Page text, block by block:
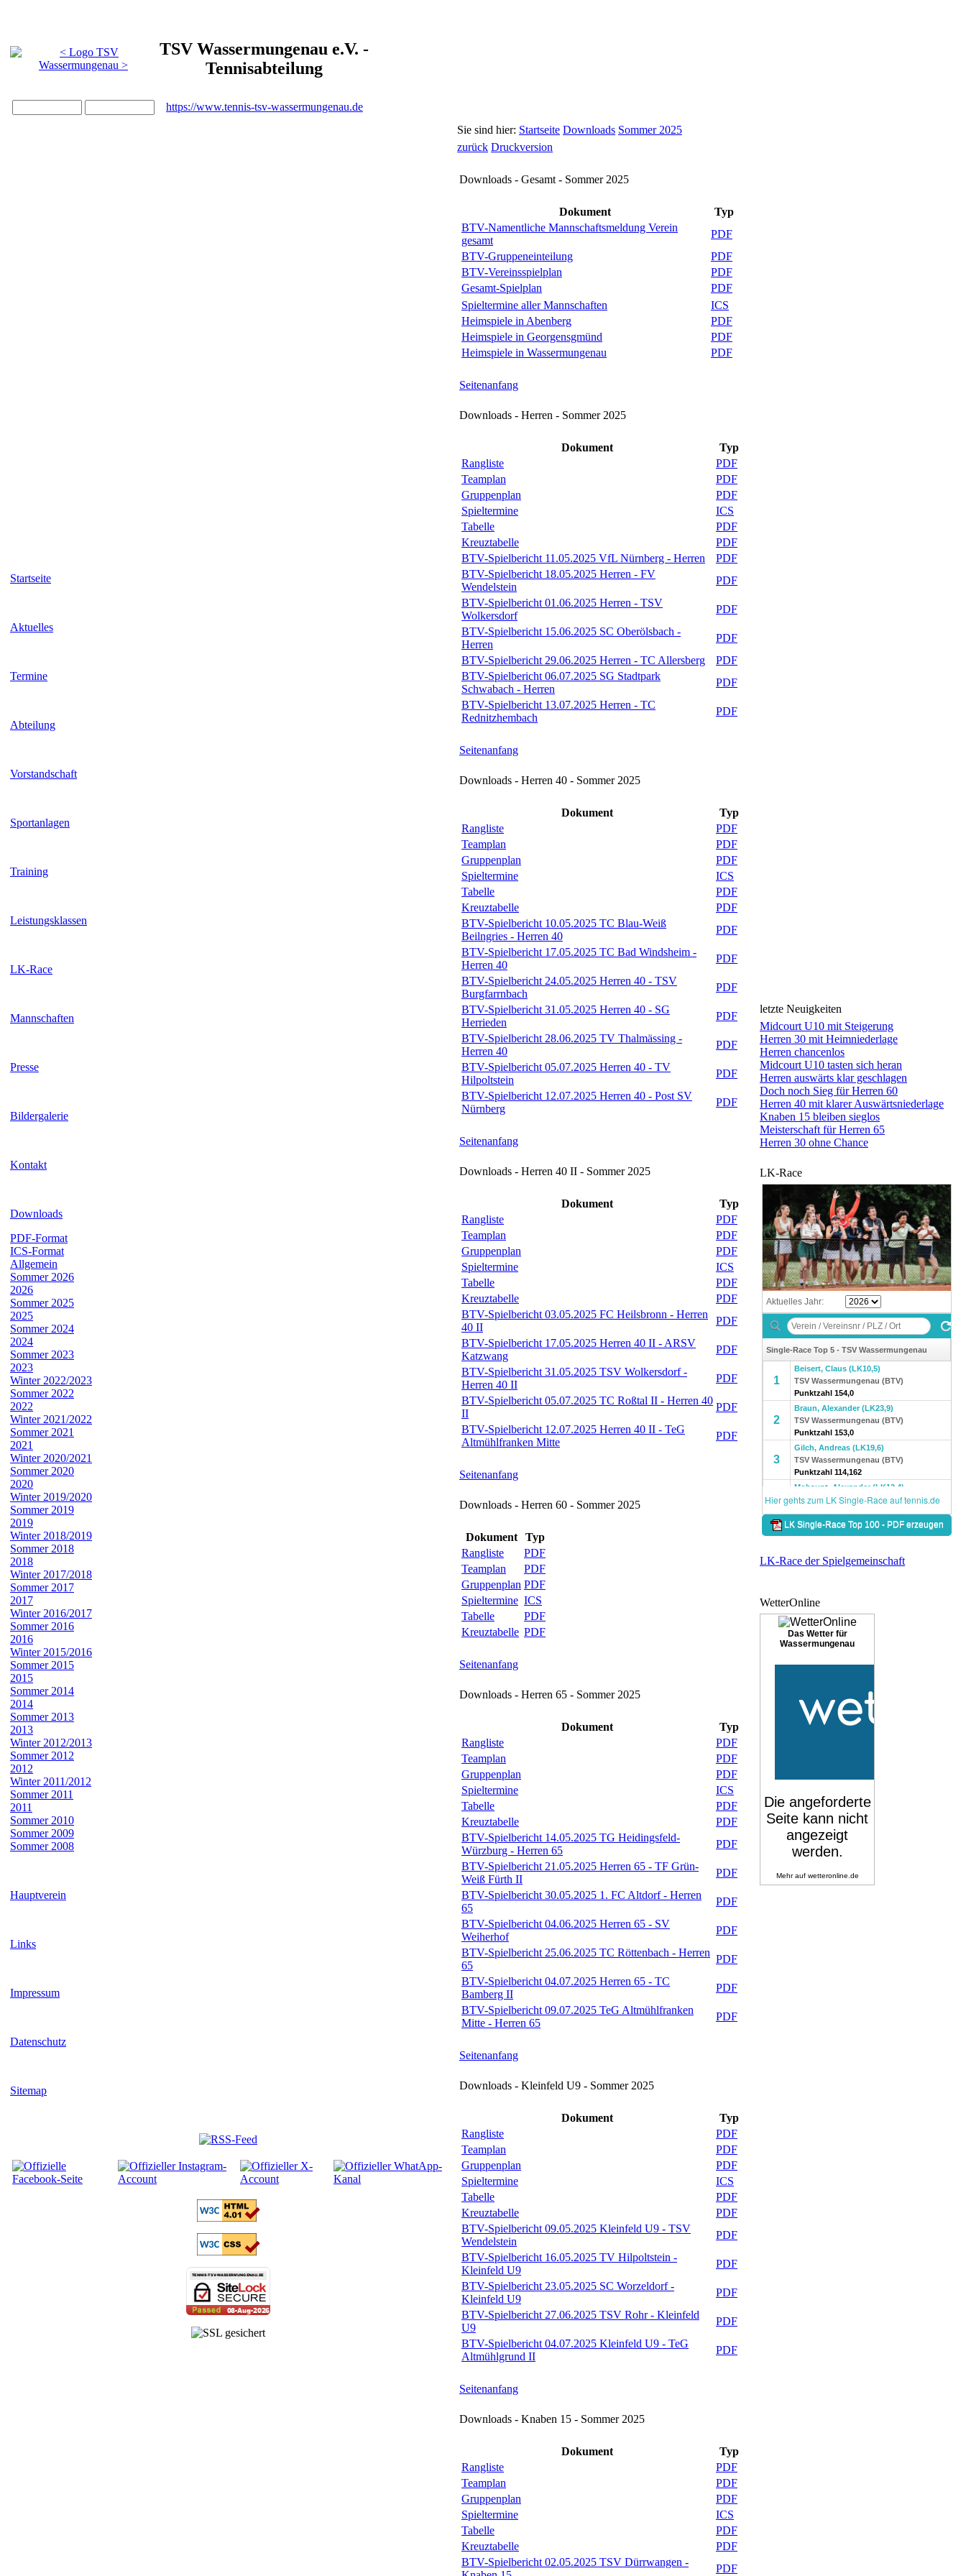
TSV Wassermungenau e.V. -
Tennisabteilung
https://www.tennis-tsv-wassermungenau.de
Startseite
Aktuelles
Termine
Abteilung
Vorstandschaft
Sportanlagen
Training
Leistungsklassen
LK-Race
Mannschaften
Presse
Bildergalerie
Kontakt
Downloads
PDF-Format
ICS-Format
Allgemein
Sommer 2026
2026
Sommer 2025
2025
Sommer 2024
2024
Sommer 2023
2023
Winter 2022/2023
Sommer 2022
2022
Winter 2021/2022
Sommer 2021
2021
Winter 2020/2021
Sommer 2020
2020
Winter 2019/2020
Sommer 2019
2019
Winter 2018/2019
Sommer 2018
2018
Winter 2017/2018
Sommer 2017
2017
Winter 2016/2017
Sommer 2016
2016
Winter 2015/2016
Sommer 2015
2015
Sommer 2014
2014
Sommer 2013
2013
Winter 2012/2013
Sommer 2012
2012
Winter 2011/2012
Sommer 2011
2011
Sommer 2010
Sommer 2009
Sommer 2008
Hauptverein
Links
Impressum
Datenschutz
Sitemap
Sie sind hier: Startseite Downloads Sommer 2025
zurück Druckversion
Downloads - Gesamt - Sommer 2025
Dokument
Typ
BTV-Namentliche Mannschaftsmeldung Verein
gesamt
PDF
BTV-Gruppeneinteilung
PDF
BTV-Vereinsspielplan
PDF
Gesamt-Spielplan
PDF
Spieltermine aller Mannschaften
ICS
Heimspiele in Abenberg
PDF
Heimspiele in Georgensgmünd
PDF
Heimspiele in Wassermungenau
PDF
Seitenanfang
Downloads - Herren - Sommer 2025
Dokument
Typ
Rangliste
PDF
Teamplan
PDF
Gruppenplan
PDF
Spieltermine
ICS
Tabelle
PDF
Kreuztabelle
PDF
BTV-Spielbericht 11.05.2025 VfL Nürnberg - Herren
PDF
BTV-Spielbericht 18.05.2025 Herren - FV
Wendelstein
PDF
BTV-Spielbericht 01.06.2025 Herren - TSV
Wolkersdorf
PDF
BTV-Spielbericht 15.06.2025 SC Oberölsbach -
Herren
PDF
BTV-Spielbericht 29.06.2025 Herren - TC Allersberg
PDF
BTV-Spielbericht 06.07.2025 SG Stadtpark
Schwabach - Herren
PDF
BTV-Spielbericht 13.07.2025 Herren - TC
Rednitzhembach
PDF
Seitenanfang
Downloads - Herren 40 - Sommer 2025
Dokument
Typ
Rangliste
PDF
Teamplan
PDF
Gruppenplan
PDF
Spieltermine
ICS
Tabelle
PDF
Kreuztabelle
PDF
BTV-Spielbericht 10.05.2025 TC Blau-Weiß
Beilngries - Herren 40
PDF
BTV-Spielbericht 17.05.2025 TC Bad Windsheim -
Herren 40
PDF
BTV-Spielbericht 24.05.2025 Herren 40 - TSV
Burgfarrnbach
PDF
BTV-Spielbericht 31.05.2025 Herren 40 - SG
Herrieden
PDF
BTV-Spielbericht 28.06.2025 TV Thalmässing -
Herren 40
PDF
BTV-Spielbericht 05.07.2025 Herren 40 - TV
Hilpoltstein
PDF
BTV-Spielbericht 12.07.2025 Herren 40 - Post SV
Nürnberg
PDF
Seitenanfang
Downloads - Herren 40 II - Sommer 2025
Dokument
Typ
Rangliste
PDF
Teamplan
PDF
Gruppenplan
PDF
Spieltermine
ICS
Tabelle
PDF
Kreuztabelle
PDF
BTV-Spielbericht 03.05.2025 FC Heilsbronn - Herren
40 II
PDF
BTV-Spielbericht 17.05.2025 Herren 40 II - ARSV
Katzwang
PDF
BTV-Spielbericht 31.05.2025 TSV Wolkersdorf -
Herren 40 II
PDF
BTV-Spielbericht 05.07.2025 TC Roßtal II - Herren 40
II
PDF
BTV-Spielbericht 12.07.2025 Herren 40 II - TeG
Altmühlfranken Mitte
PDF
Seitenanfang
Downloads - Herren 60 - Sommer 2025
Dokument
Typ
Rangliste
PDF
Teamplan
PDF
Gruppenplan PDF
Spieltermine ICS
Tabelle
PDF
Kreuztabelle PDF
Seitenanfang
Downloads - Herren 65 - Sommer 2025
Dokument
Typ
Rangliste
PDF
Teamplan
PDF
Gruppenplan
PDF
Spieltermine
ICS
Tabelle
PDF
Kreuztabelle
PDF
BTV-Spielbericht 14.05.2025 TG Heidingsfeld-
Würzburg - Herren 65
PDF
BTV-Spielbericht 21.05.2025 Herren 65 - TF Grün-
Weiß Fürth II
PDF
BTV-Spielbericht 30.05.2025 1. FC Altdorf - Herren
65
PDF
BTV-Spielbericht 04.06.2025 Herren 65 - SV
Weiherhof
PDF
BTV-Spielbericht 25.06.2025 TC Röttenbach - Herren
65
PDF
BTV-Spielbericht 04.07.2025 Herren 65 - TC
Bamberg II
PDF
BTV-Spielbericht 09.07.2025 TeG Altmühlfranken
Mitte - Herren 65
PDF
Seitenanfang
Downloads - Kleinfeld U9 - Sommer 2025
Dokument
Typ
Rangliste
PDF
Teamplan
PDF
Gruppenplan
PDF
Spieltermine
ICS
Tabelle
PDF
Kreuztabelle
PDF
BTV-Spielbericht 09.05.2025 Kleinfeld U9 - TSV
Wendelstein
PDF
BTV-Spielbericht 16.05.2025 TV Hilpoltstein -
Kleinfeld U9
PDF
BTV-Spielbericht 23.05.2025 SC Worzeldorf -
Kleinfeld U9
PDF
BTV-Spielbericht 27.06.2025 TSV Rohr - Kleinfeld
U9
PDF
BTV-Spielbericht 04.07.2025 Kleinfeld U9 - TeG
Altmühlgrund II
PDF
Seitenanfang
Downloads - Knaben 15 - Sommer 2025
Dokument
Typ
Rangliste
PDF
Teamplan
PDF
Gruppenplan
PDF
Spieltermine
ICS
Tabelle
PDF
Kreuztabelle
PDF
BTV-Spielbericht 02.05.2025 TSV Dürrwangen -
PDF
letzte Neuigkeiten
Midcourt U10 mit Steigerung
Herren 30 mit Heimniederlage
Herren chancenlos
Midcourt U10 tasten sich heran
Herren auswärts klar geschlagen
Doch noch Sieg für Herren 60
Herren 40 mit klarer Auswärtsniederlage
Knaben 15 bleiben sieglos
Meisterschaft für Herren 65
Herren 30 ohne Chance
LK-Race
LK-Race der Spielgemeinschaft
WetterOnline
Das Wetter für
Wassermungenau
Mehr auf wetteronline.de